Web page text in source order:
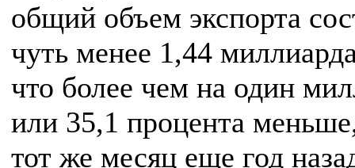
общий объем экспорта
чуть менее 1,44
что более чем на один
или 35,1 процента
тот же месяц еще год